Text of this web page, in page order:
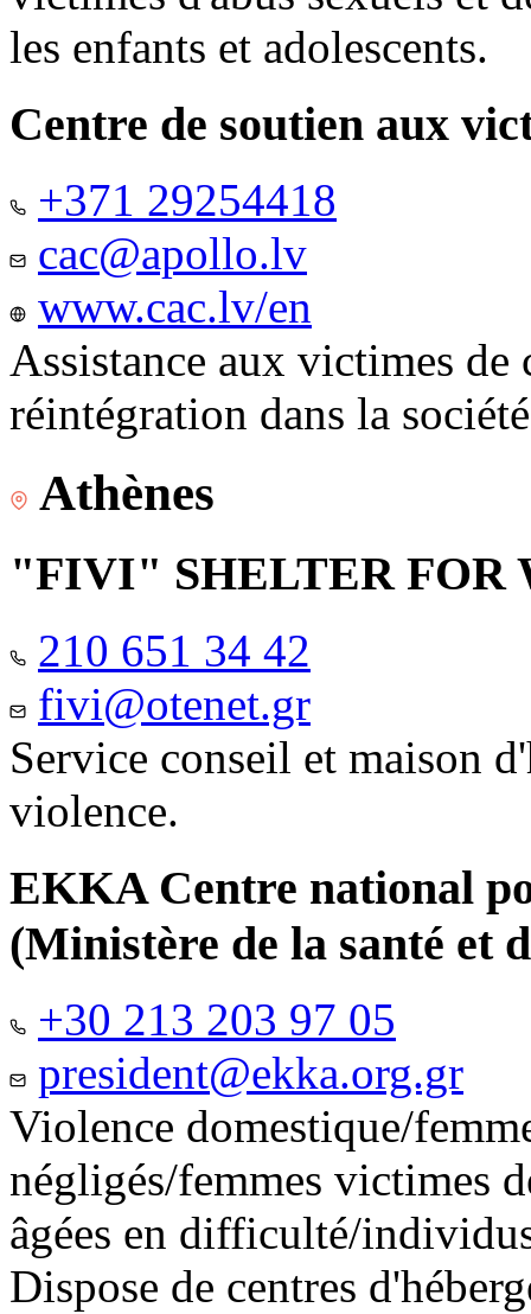
les enfants et adolescents.
Centre de soutien aux
+371 29254418
cac@apollo.lv
www.cac.lv/en
Assistance aux victimes
réintégration dans la
Athènes
"FIVI" SHELTER FOR
210 651 34 42
fivi@otenet.gr
Service conseil et maison
violence.
EKKA Centre national
(Ministère de la santé et
+30 213 203 97 05
president@ekka.org.gr
Violence domestique/
négligés/femmes victimes
âgées en difficulté/
Dispose de centres